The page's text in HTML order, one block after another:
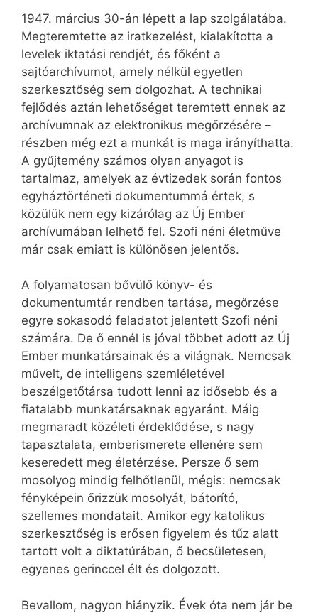
1947. március 30-án lépett a lap szolgálatába.
Megteremtette az iratkezelést, kialakította a
levelek iktatási rendjét, és főként a
sajtóarchívumot, amely nélkül egyetlen
szerkesztőség sem dolgozhat. A technikai
fejlődés aztán lehetőséget teremtett ennek az
archívumnak az elektronikus megőrzésére –
részben még ezt a munkát is maga irányíthatta.
A gyűjtemény számos olyan anyagot is
tartalmaz, amelyek az évtizedek során fontos
egyháztörténeti dokumentummá értek, s
közülük nem egy kizárólag az Új Ember
archívumában lelhető fel. Szofi néni életműve
már csak emiatt is különösen jelentős.
A folyamatosan bővülő könyv- és
dokumentumtár rendben tartása, megőrzése
egyre sokasodó feladatot jelentett Szofi néni
számára. De ő ennél is jóval többet adott az Új
Ember munkatársainak és a világnak. Nemcsak
művelt, de intelligens szemléletével
beszélgetőtársa tudott lenni az idősebb és a
fiatalabb munkatársaknak egyaránt. Máig
megmaradt közéleti érdeklődése, s nagy
tapasztalata, emberismerete ellenére sem
keseredett meg életérzése. Persze ő sem
mosolyog mindig felhőtlenül, mégis: nemcsak
fényképein őrizzük mosolyát, bátorító,
szellemes mondatait. Amikor egy katolikus
szerkesztőség is erősen figyelem és tűz alatt
tartott volt a diktatúrában, ő becsületesen,
egyenes gerinccel élt és dolgozott.
Bevallom, nagyon hiányzik. Évek óta nem jár be